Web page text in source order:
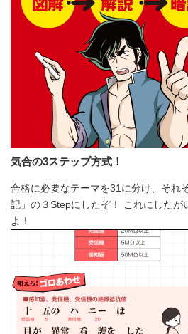
気合の3ステップ方式！
合格に必要なテーマを31に分け、そ
記」の３Stepにしたぞ！ これにしたが
よ！